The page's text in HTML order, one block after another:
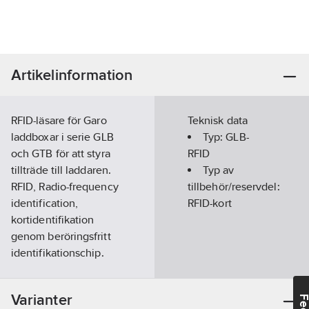
Artikelinformation
RFID-läsare för Garo
laddboxar i serie GLB
och GTB för att styra
tillträde till laddaren.
RFID, Radio-frequency
identification,
kortidentifikation
genom beröringsfritt
identifikationschip.
som följer standarden
Teknisk data
Typ:GLB-
RFID
Typ av
tillbehör/reservdel:
RFID-kort
Varianter